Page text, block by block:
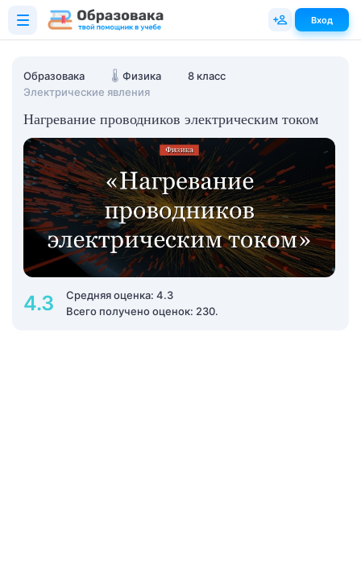
Образовака 🌡️ Физика
8 класс
Электрические явления
Нагревание проводников электрическим током
4.3
Средняя оценка: 4.3
Всего получено оценок: 230.
Вход